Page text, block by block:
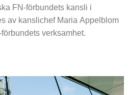
FN-förbundets kansli i
av kanslichef Maria Appelblom
verksamhet.